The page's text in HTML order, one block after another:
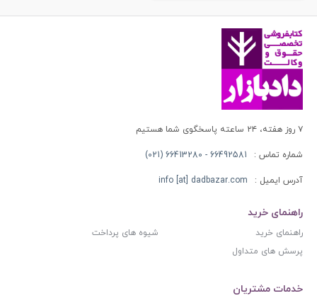
۷ روز هفته، ۲۴ ساعته پاسخگوی شما هستیم
شماره تماس : 66492581 - 66413280 (021)
آدرس ایمیل : info [at] dadbazar.com
راهنمای خرید
راهنمای خرید
شیوه های پرداخت
پرسش های متداول
خدمات مشتریان